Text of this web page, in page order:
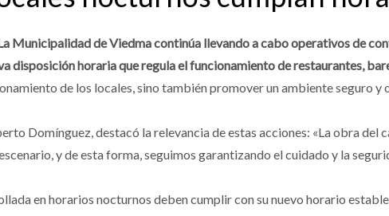
Municipalidad de Viedma continúa llevando a cabo operativos de
disposición horaria que regula el funcionamiento de restaurantes,
de los locales, sino también promover un ambiente seguro y
Domínguez, destacó la relevancia de estas acciones: «La obra del
y de esta forma, seguimos garantizando el cuidado y la
en horarios nocturnos deben cumplir con su nuevo horario